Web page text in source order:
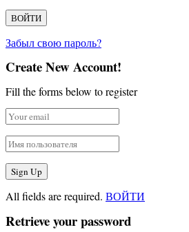
Забыл свою пароль?
Create New Account!
Fill the forms below to register
All fields are required. ВОЙТИ
Retrieve your password